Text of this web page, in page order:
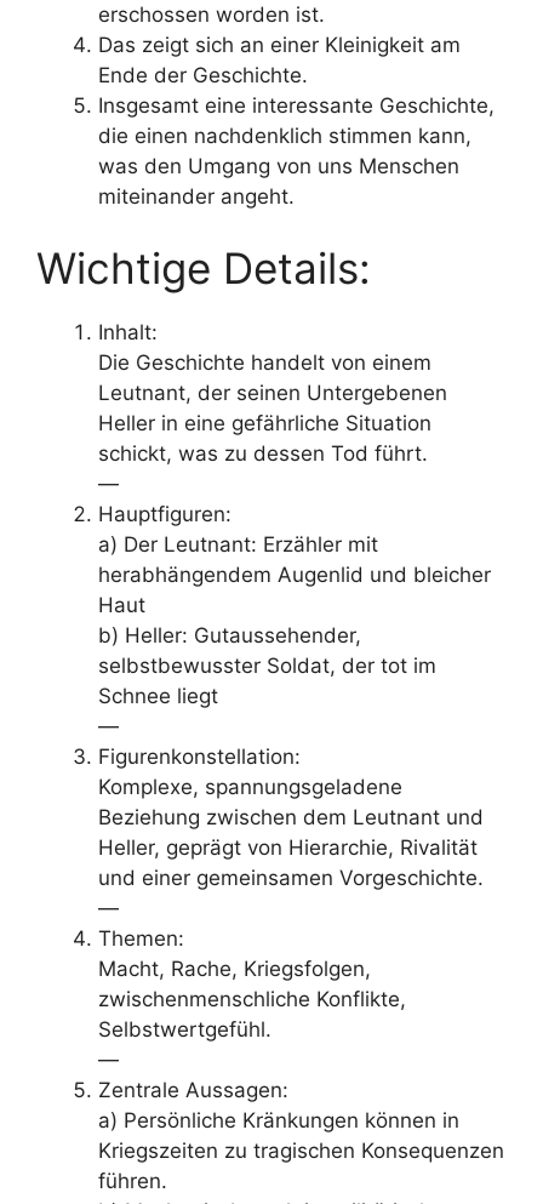
erschossen worden ist.
Das zeigt sich an einer Kleinigkeit am
Ende der Geschichte.
Insgesamt eine interessante Geschichte,
die einen nachdenklich stimmen kann,
was den Umgang von uns Menschen
miteinander angeht.
Wichtige Details:
Inhalt:
Die Geschichte handelt von einem
Leutnant, der seinen Untergebenen
Heller in eine gefährliche Situation
schickt, was zu dessen Tod führt.
—
Hauptfiguren:
a) Der Leutnant: Erzähler mit
herabhängendem Augenlid und bleicher
Haut
b) Heller: Gutaussehender,
selbstbewusster Soldat, der tot im
Schnee liegt
—
Figurenkonstellation:
Komplexe, spannungsgeladene
Beziehung zwischen dem Leutnant und
Heller, geprägt von Hierarchie, Rivalität
und einer gemeinsamen Vorgeschichte.
—
Themen:
Macht, Rache, Kriegsfolgen,
zwischenmenschliche Konflikte,
Selbstwertgefühl.
—
Zentrale Aussagen:
a) Persönliche Kränkungen können in
Kriegszeiten zu tragischen Konsequenzen
führen.